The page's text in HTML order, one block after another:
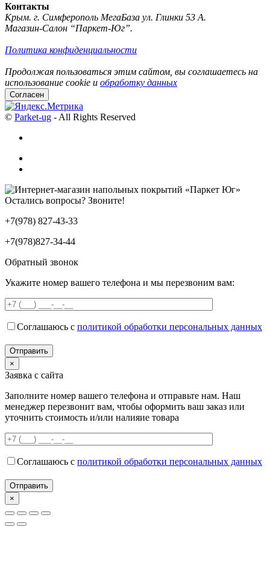
Контакты
Крым. г. Симферополь МегаБаза ул. Глинки 53 А.
Магазин-Салон “Паркет-Юг”.
Политика конфиденциальности
Продолжая пользоваться этим сайтом, вы соглашаетесь на
использование cookie и обработку данных
Согласен
© Parket-ug - All Rights Reserved
Остались вопросы? Звоните!
+7(978) 827-43-33
+7(978)827-34-44
Обратный звонок
Укажите номер вашего телефона и мы перезвоним вам:
Соглашаюсь с политикой обработки персональных данных
×
Заявка с сайта
Заполните номер вашего телефона и отправьте нам. Наш
менеджер перезвонит вам, чтобы оформить ваш заказ или
уточнить стоимость и/или налияие товара
Соглашаюсь с политикой обработки персональных данных
×